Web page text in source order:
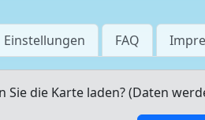
Einstellungen FAQ
Sie die Karte laden? (Daten